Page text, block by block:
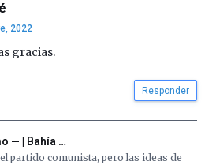
2022
gracias.
Responder
— | Bahía …
partido comunista, pero las ideas de